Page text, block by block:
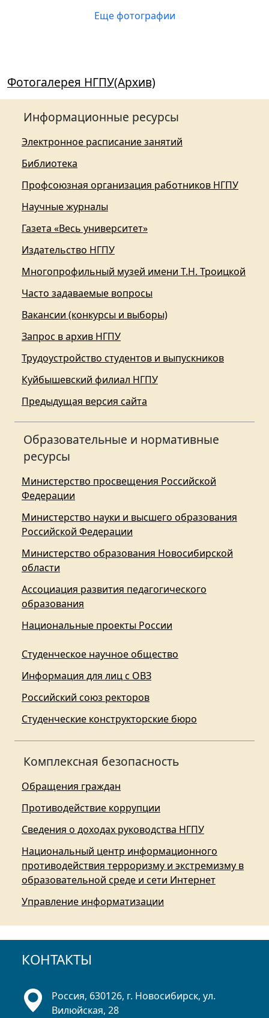
Еще фотографии
Фотогалерея НГПУ(Архив)
Информационные ресурсы
Электронное расписание занятий
Библиотека
Профсоюзная организация работников НГПУ
Научные журналы
Газета «Весь университет»
Издательство НГПУ
Многопрофильный музей имени Т.Н. Троицкой
Часто задаваемые вопросы
Вакансии (конкурсы и выборы)
Запрос в архив НГПУ
Трудоустройство студентов и выпускников
Куйбышевский филиал НГПУ
Предыдущая версия сайта
Образовательные и нормативные
ресурсы
Министерство просвещения Российской
Федерации
Министерство науки и высшего образования
Российской Федерации
Министерство образования Новосибирской
области
Ассоциация развития педагогического
образования
Национальные проекты России
Студенческое научное общество
Информация для лиц с ОВЗ
Российский союз ректоров
Студенческие конструкторские бюро
Комплексная безопасность
Обращения граждан
Противодействие коррупции
Сведения о доходах руководства НГПУ
Национальный центр информационного
противодействия терроризму и экстремизму в
образовательной среде и сети Интернет
Управление информатизации
КОНТАКТЫ
Россия, 630126, г. Новосибирск, ул.
Вилюйская, 28